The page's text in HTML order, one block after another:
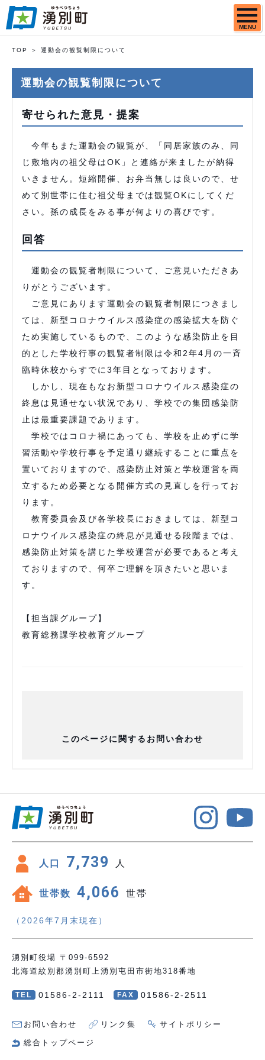
MENU
TOP 運動会の観覧制限について
運動会の観覧制限について
寄せられた意見・提案
今年もまた運動会の観覧が、「同居家族のみ、同
じ敷地内の祖父母はOK」と連絡が来ましたが納得
いきません。短縮開催、お弁当無しは良いので、せ
めて別世帯に住む祖父母までは観覧OKにしてくだ
さい。孫の成長をみる事が何よりの喜びです。
回答
運動会の観覧者制限について、ご意見いただきあ
りがとうございます。
ご意見にあります運動会の観覧者制限につきまし
ては、新型コロナウイルス感染症の感染拡大を防ぐ
ため実施しているもので、このような感染防止を目
的とした学校行事の観覧者制限は令和2年4月の一斉
臨時休校からすでに3年目となっております。
しかし、現在もなお新型コロナウイルス感染症の
終息は見通せない状況であり、学校での集団感染防
止は最重要課題であります。
学校ではコロナ禍にあっても、学校を止めずに学
習活動や学校行事を予定通り継続することに重点を
置いておりますので、感染防止対策と学校運営を両
立するため必要となる開催方式の見直しを行ってお
ります。
教育委員会及び各学校長におきましては、新型コ
ロナウイルス感染症の終息が見通せる段階までは、
感染防止対策を講じた学校運営が必要であると考え
ておりますので、何卒ご理解を頂きたいと思いま
す。
【担当課グループ】
教育総務課学校教育グループ
このページに関するお問い合わせ
人口 7,739 人
世帯数 4,066 世帯
（2026年7月末現在）
湧別町役場 〒099-6592
北海道紋別郡湧別町上湧別屯田市街地318番地
TEL 01586-2-2111 FAX 01586-2-2511
お問い合わせ リンク集 サイトポリシー
総合トップページ